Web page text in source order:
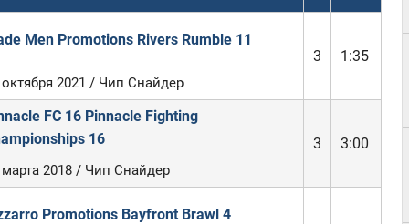
Men Promotions Rivers Rumble 11
3
1:35
2021 / Чип Снайдер
FC 16 Pinnacle Fighting
16
3 3:00
марта 2018 / Чип Снайдер
Promotions Bayfront Brawl 4